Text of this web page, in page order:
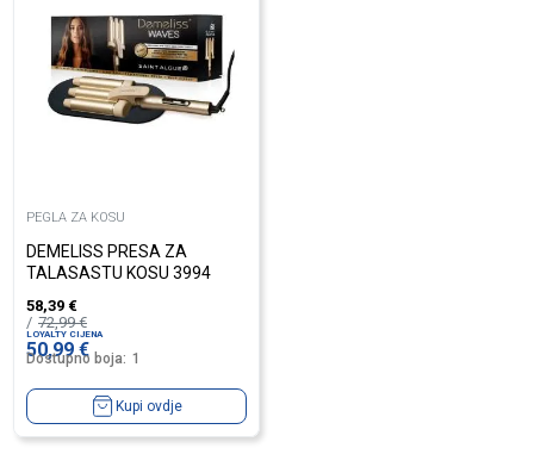
PEGLA ZA KOSU
DEMELISS PRESA ZA
TALASASTU KOSU 3994
58,39 €
72,99€
LOYALTY CIJENA
50,99€
Dostupno boja: 1
Kupi ovdje